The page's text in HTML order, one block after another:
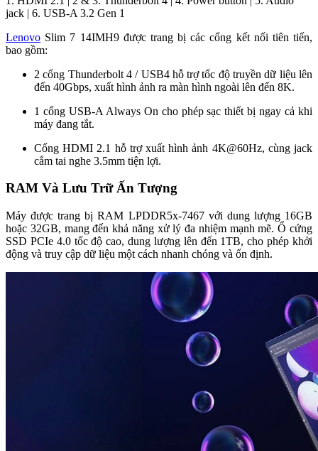
jack | 6. USB-A 3.2 Gen 1
Lenovo Slim 7 14IMH9 được trang bị các cổng kết nối tiên tiến,
bao gồm:
2 cổng Thunderbolt 4 / USB4 hỗ trợ tốc độ truyền dữ liệu lên
đến 40Gbps, xuất hình ảnh ra màn hình ngoài lên đến 8K.
1 cổng USB-A Always On cho phép sạc thiết bị ngay cả khi
máy đang tắt.
Cổng HDMI 2.1 hỗ trợ xuất hình ảnh 4K@60Hz, cùng jack
cắm tai nghe 3.5mm tiện lợi.
RAM Và Lưu Trữ Ấn Tượng
Máy được trang bị RAM LPDDR5x-7467 với dung lượng 16GB
hoặc 32GB, mang đến khả năng xử lý đa nhiệm mạnh mẽ. Ổ cứng
SSD PCIe 4.0 tốc độ cao, dung lượng lên đến 1TB, cho phép khởi
động và truy cập dữ liệu một cách nhanh chóng và ổn định.